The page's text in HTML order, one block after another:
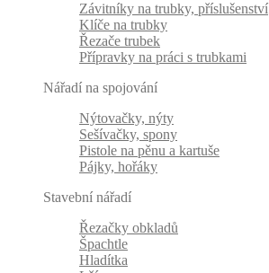
Závitníky na trubky, příslušenství
Klíče na trubky
Řezače trubek
Přípravky na práci s trubkami
Nářadí na spojování
Nýtovačky, nýty
Sešívačky, spony
Pistole na pěnu a kartuše
Pájky, hořáky
Stavební nářadí
Řezačky obkladů
Špachtle
Hladítka